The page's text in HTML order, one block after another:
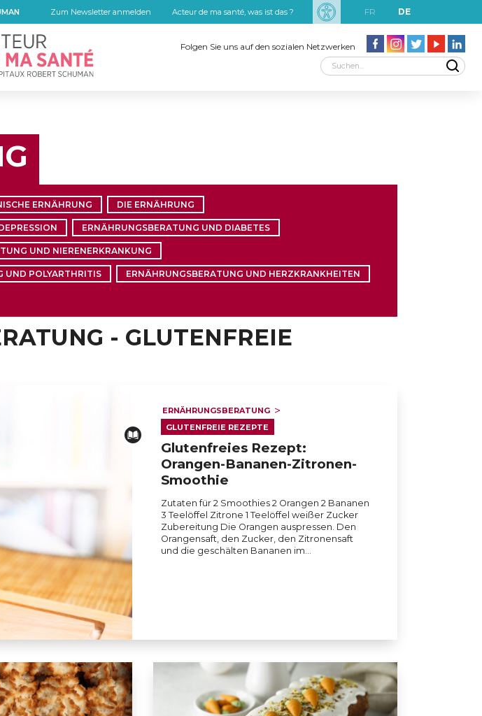
Zum Newsletter anmelden Acteur de ma santé, was ist das ? FR DE
de ma santé, by HôpitauxRobert SchumanFolgen Sie uns auf den sozialen Netzwerken
ERNÄHRUNG DIE ERNÄHRUNG
ERNÄHRUNGSBERATUNG UND DIABETES
UND NIERENERKRANKUNG
UND POLYARTHRITIS ERNÄHRUNGSBERATUNG UND HERZKRANKHEITEN
- GLUTENFREIE
ERNÄHRUNGSBERATUNG
GLUTENFREIE REZEPTE
Glutenfreies Rezept:
Orangen-Bananen-Zitronen-
Smoothie
Zutaten für 2 Smoothies 2 Orangen 2 Bananen
3 Teelöffel Zitrone 1 Teelöffel weißer Zucker
Zubereitung Die Orangen auspressen. Den
Orangensaft, den Zucker, den Zitronensaft
und die geschälten Bananen im…